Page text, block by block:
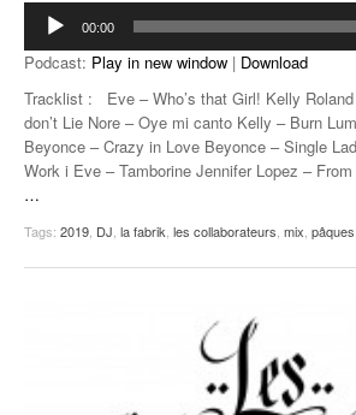
Lecteur
audio
00:00
Podcast: Play in new window | Download
Tracklist : Eve – Who’s that Girl! Kelly
don’t Lie Nore – Oye mi canto Kelly – Burn
Beyonce – Crazy in Love Beyonce – Single
Work i Eve – Tamborine Jennifer Lopez –
…
Tags: 2019, DJ, la fabrik, les collaborateurs, mix, pâques